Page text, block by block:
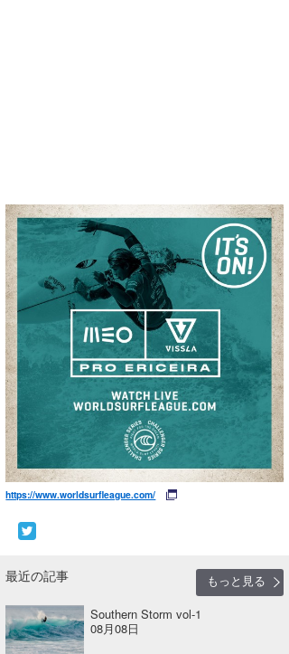
https://www.worldsurfleague.com/
最近の記事
もっと見る
Southern Storm vol-1
08月08日